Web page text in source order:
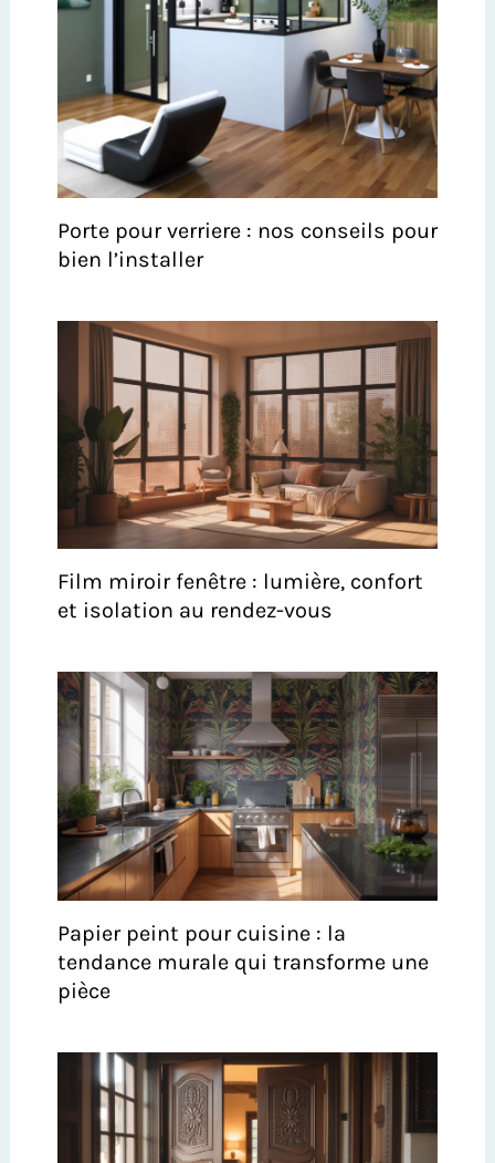
Porte pour verriere : nos conseils pour
bien l’installer
Film miroir fenêtre : lumière, confort
et isolation au rendez-vous
Papier peint pour cuisine : la
tendance murale qui transforme une
pièce